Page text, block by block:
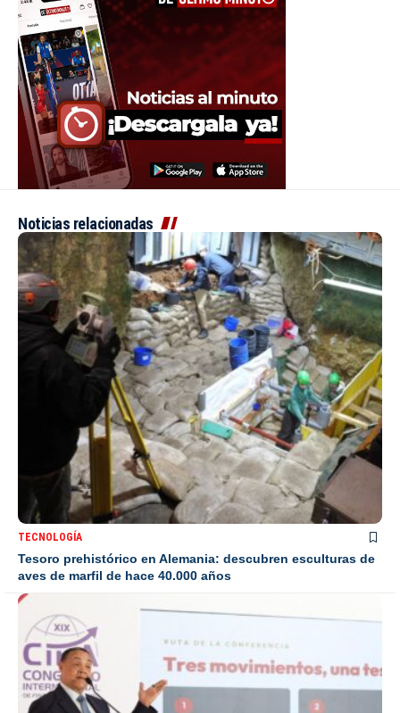
Noticias relacionadas
TECNOLOGÍA
Tesoro prehistórico en Alemania: descubren esculturas de
aves de marfil de hace 40.000 años